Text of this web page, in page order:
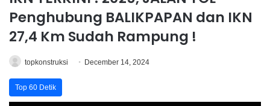
Penghubung BALIKPAPAN dan IKN
27,4 Km Sudah Rampung !
topkonstruksi December 14, 2024
Top 60 Detik